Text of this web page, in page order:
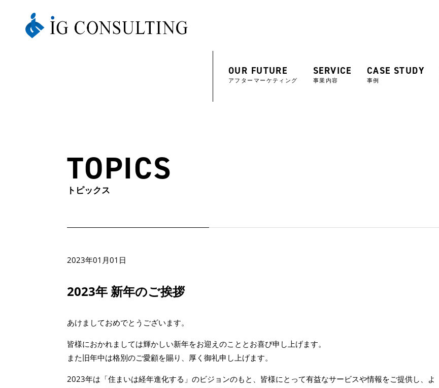
OUR FUTURE
アフターマーケティング
SERVICE
事業内容
CASE STUDY
事例
TOPICS
トピックス
2023年01月01日
2023年 新年のご挨拶
あけましておめでとうございます。
皆様におかれましては輝かしい新年をお迎えのこととお喜び申し上げます。
また旧年中は格別のご愛顧を賜り、厚く御礼申し上げます。
2023年は「住まいは経年進化する」のビジョンのもと、 皆様にとって有益なサービスや情報をご提供し、よ